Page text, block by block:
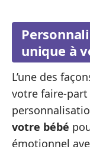
unique à
L’une des
votre faire-
votre bébé
émotionnel